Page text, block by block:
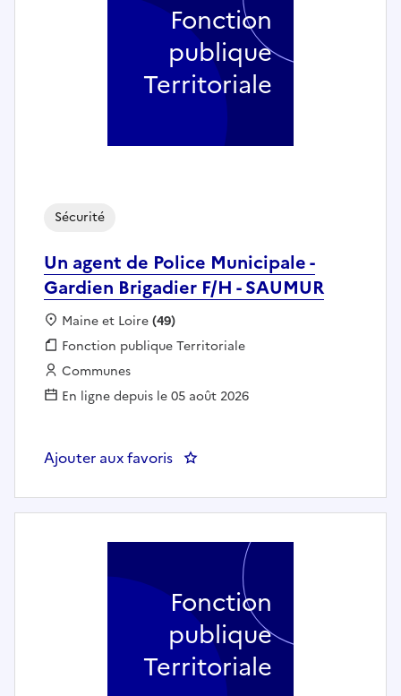
Un agent de Police Municipale -
Gardien Brigadier F/H - SAUMUR
Sécurité
Localisation :
Maine et Loire(49)
Fonction publique :
Fonction publique Territoriale
Employeur :
Communes
En ligne depuis le 05 août 2026
Ajouter aux favoris : Un agent de Police Municipale
Fonction
publique
Territoriale
Fonction
publique
Territoriale